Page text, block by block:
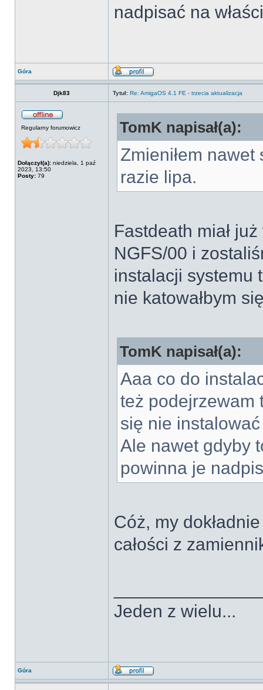
nadpisać na
Góra
Djk83 Tytuł: Re: AmigaOS 4.1 FE - trzecia aktualizacja
Regularny forumowicz
Dołączył(a): niedziela, 1 paź
2023, 13:50
Posty: 79
TomK napisał(a):
Zmieniłem
razie lipa.
Fastdeath miał
NGFS/00 i
instalacji systemu
nie katowałbym
TomK napisał(a):
Aaa co do
też podejrzewam
się nie
Ale nawet gdyby
powinna je
Cóż, my
całości z
Jeden z wielu...
Góra